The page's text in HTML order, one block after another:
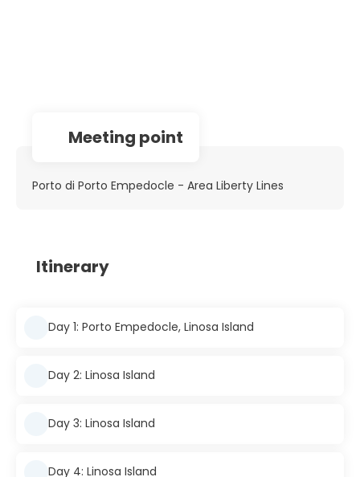
Meeting point
Porto di Porto Empedocle - Area Liberty Lines
Itinerary
Day 1: Porto Empedocle, Linosa Island
Day 2: Linosa Island
Day 3: Linosa Island
Day 4: Linosa Island